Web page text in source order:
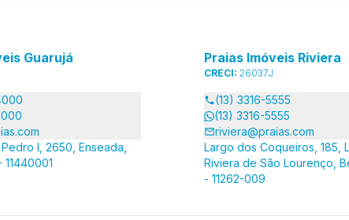
Guarujá
I, 2650, Enseada,
11440001
Praias Imóveis Riviera
CRECI: 26037J
(13) 3316-5555
(13) 3316-5555
riviera@praias.com
Largo dos Coqueiros, 185,
Riviera de São Lourenço,
- 11262-009